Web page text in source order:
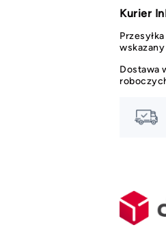
Kurier
Dostawa